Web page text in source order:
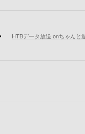
HTBデータ放送 onちゃんと